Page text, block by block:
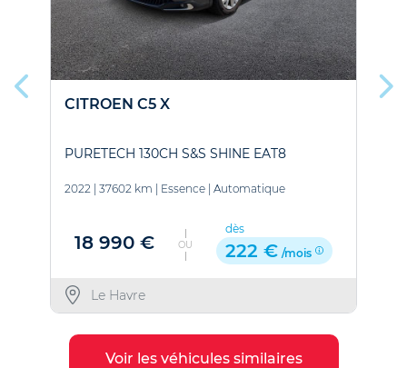
CITROEN C5 X
PURETECH 130CH S&S SHINE EAT8
2022 37602 km Essence Automatique
18 990 € OU
dès
222 € /mois
Le Havre
Voir les véhicules similaires